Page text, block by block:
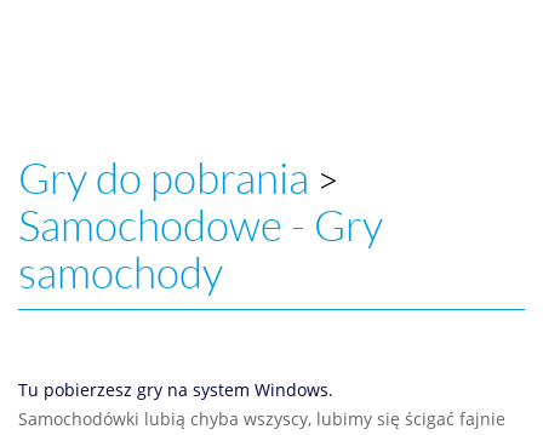
Gry do pobrania >
Samochodowe - Gry
samochody
Tu pobierzesz gry na system Windows.
Samochodówki lubią chyba wszyscy, lubimy się ścigać fajnie